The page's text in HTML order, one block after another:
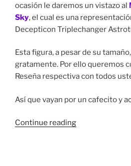
ocasión le daremos un vistazo al
Sky, el cual es una
Decepticon Triplechanger
Esta figura, a pesar de su
gratamente. Por ello queremos
Reseña respectiva con todos
Así que vayan por un cafecito y
Continue reading“Foto